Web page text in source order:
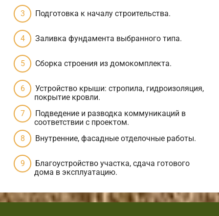
Подготовка к началу строительства.
Заливка фундамента выбранного типа.
Сборка строения из домокомплекта.
Устройство крыши: стропила, гидроизоляция,
покрытие кровли.
Подведение и разводка коммуникаций в
соответствии с проектом.
Внутренние, фасадные отделочные работы.
Благоустройство участка, сдача готового
дома в эксплуатацию.